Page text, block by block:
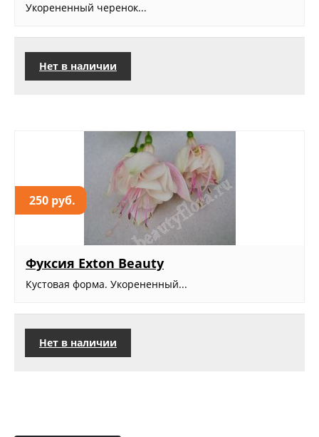
Укорененный черенок...
Нет в наличии
250 руб.
Фуксия Exton Beauty
Кустовая форма. Укорененный...
Нет в наличии